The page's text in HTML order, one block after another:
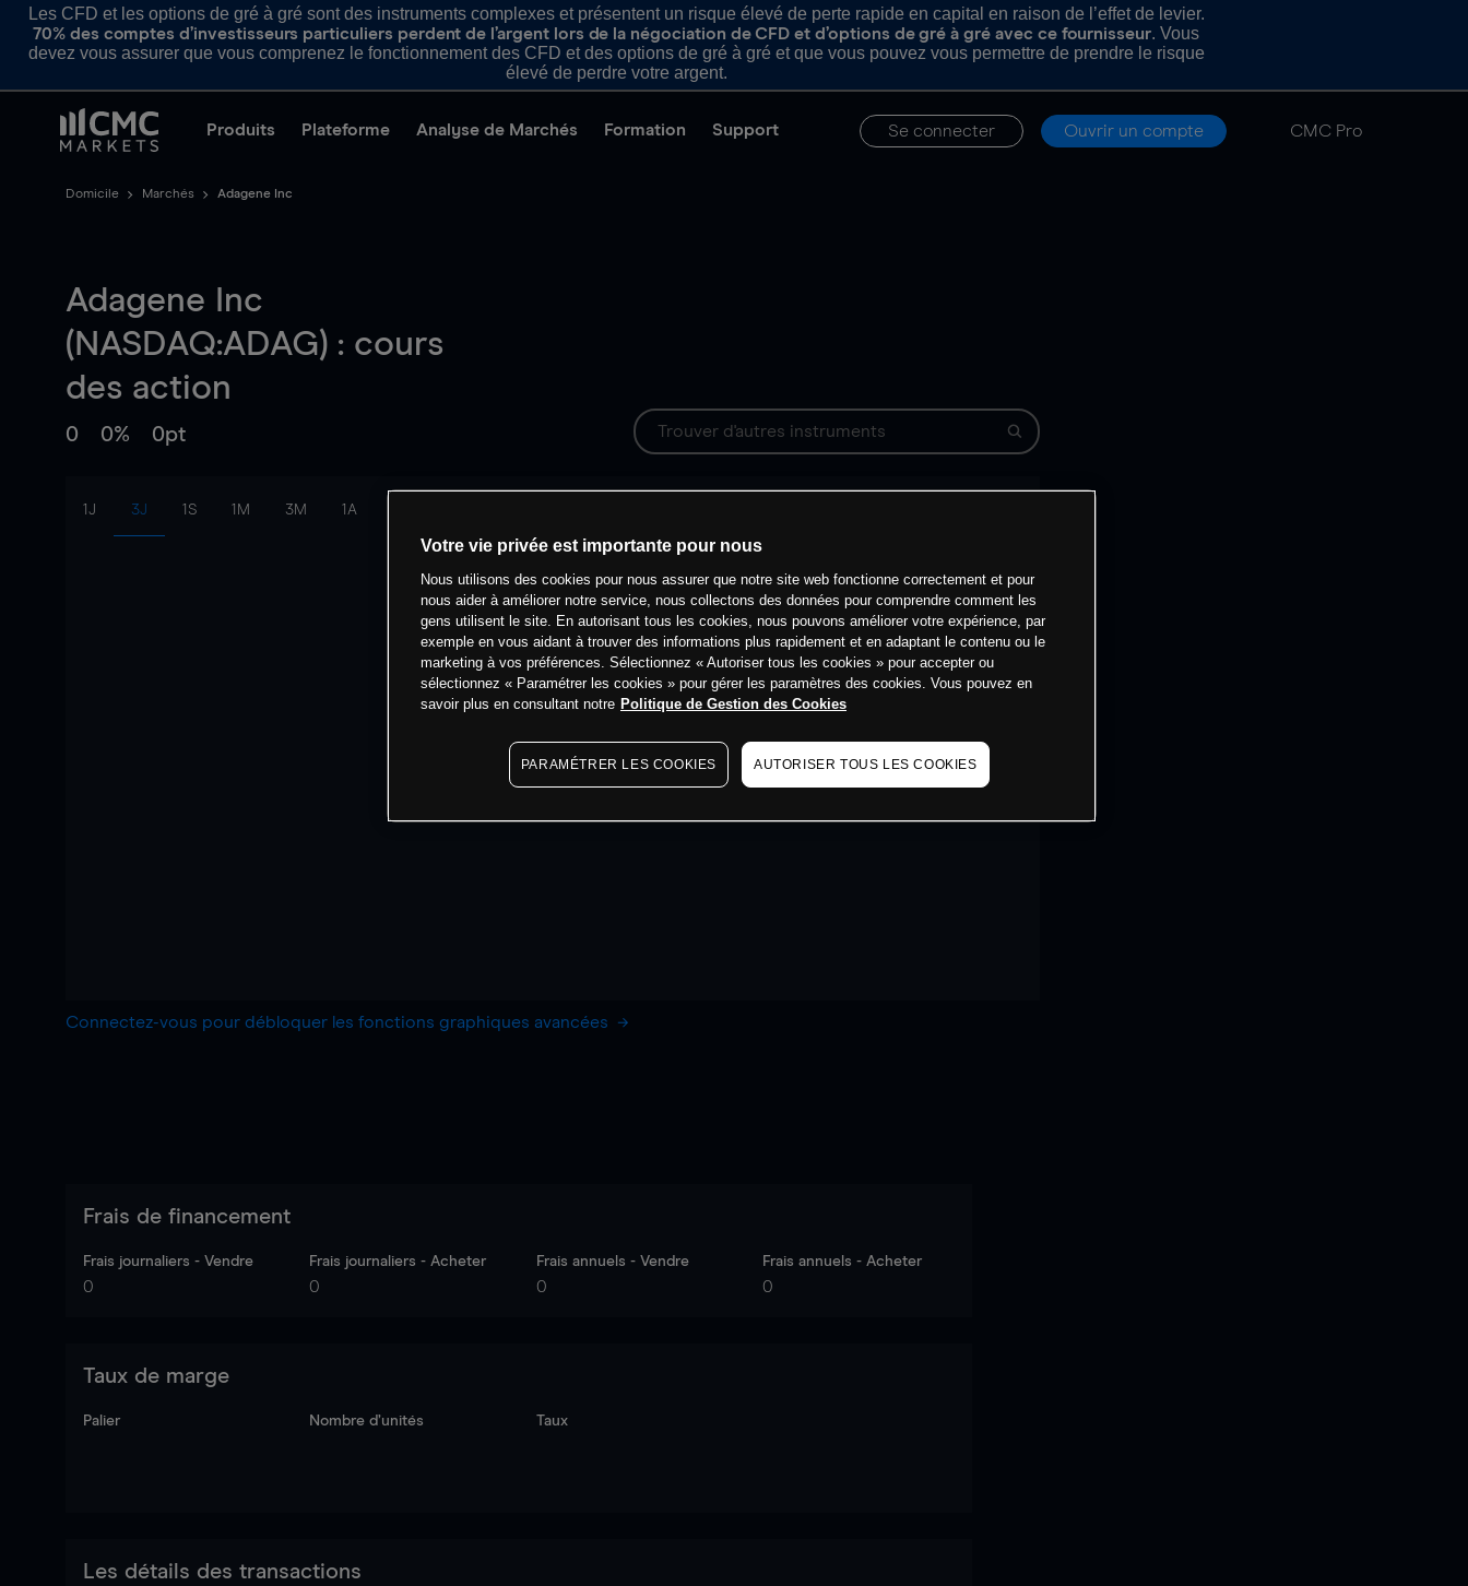
Les CFD et les options de gré à gré sont des instruments complexes et présentent un risque élevé de perte rapide en capital en raison de l’effet de levier.
70% des comptes d’investisseurs particuliers perdent de l’argent lors de la négociation de CFD et d’options de gré à gré avec ce fournisseur. Vous
devez vous assurer que vous comprenez le fonctionnement des CFD et des options de gré à gré et que vous pouvez vous permettre de prendre le risque
élevé de perdre votre argent.
Produits Plateforme Analyse de Marchés Formation Support Se connecter Ouvrir un compte CMC Pro
Domicile Marchés Adagene Inc
Adagene Inc
(NASDAQ:ADAG) : cours
des action
0 0% 0pt
1J 3J 1S 1M 3M 1A
Connectez-vous pour débloquer les fonctions graphiques avancées
Frais de financement
Frais journaliers - Vendre
0
Frais journaliers - Acheter
0
Frais annuels - Vendre
0
Frais annuels - Acheter
0
Taux de marge
Palier Nombre d’unités Taux
Les détails des transactions
Votre vie privée est importante pour nous
Nous utilisons des cookies pour nous assurer que notre site web fonctionne correctement et pour
nous aider à améliorer notre service, nous collectons des données pour comprendre comment les
gens utilisent le site. En autorisant tous les cookies, nous pouvons améliorer votre expérience, par
exemple en vous aidant à trouver des informations plus rapidement et en adaptant le contenu ou le
marketing à vos préférences. Sélectionnez « Autoriser tous les cookies » pour accepter ou
sélectionnez « Paramétrer les cookies » pour gérer les paramètres des cookies. Vous pouvez en
savoir plus en consultant notre Politique de Gestion des Cookies
PARAMÉTRER LES COOKIES AUTORISER TOUS LES COOKIES